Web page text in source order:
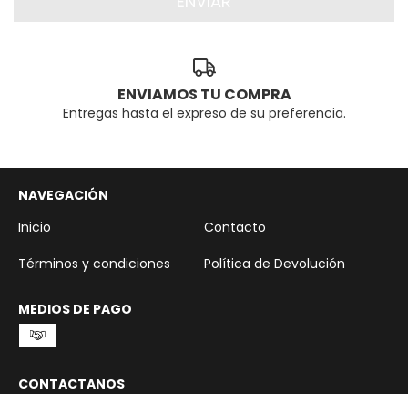
ENVIAMOS TU COMPRA
Entregas hasta el expreso de su preferencia.
NAVEGACIÓN
Inicio
Contacto
Términos y condiciones
Política de Devolución
MEDIOS DE PAGO
CONTACTANOS